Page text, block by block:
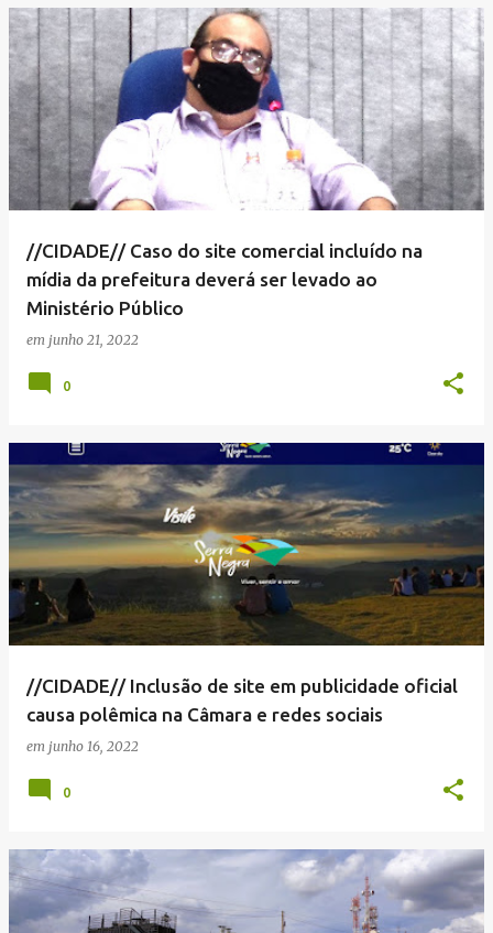
//CIDADE// Caso do site comercial incluído na
mídia da prefeitura deverá ser levado ao
Ministério Público
em junho 21, 2022
0
//CIDADE// Inclusão de site em publicidade oficial
causa polêmica na Câmara e redes sociais
em junho 16, 2022
0